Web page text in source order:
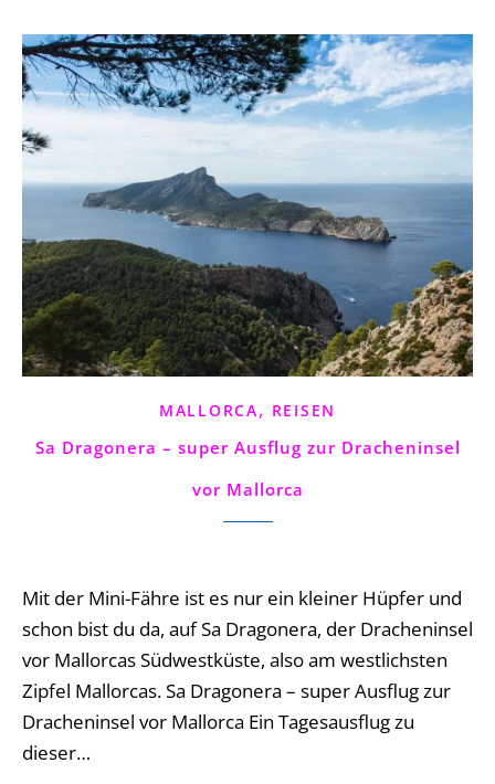
MALLORCA, REISEN
Sa Dragonera – super Ausflug zur Dracheninsel
vor Mallorca
Mit der Mini-Fähre ist es nur ein kleiner Hüpfer und
schon bist du da, auf Sa Dragonera, der Dracheninsel
vor Mallorcas Südwestküste, also am westlichsten
Zipfel Mallorcas. Sa Dragonera – super Ausflug zur
Dracheninsel vor Mallorca Ein Tagesausflug zu
dieser…